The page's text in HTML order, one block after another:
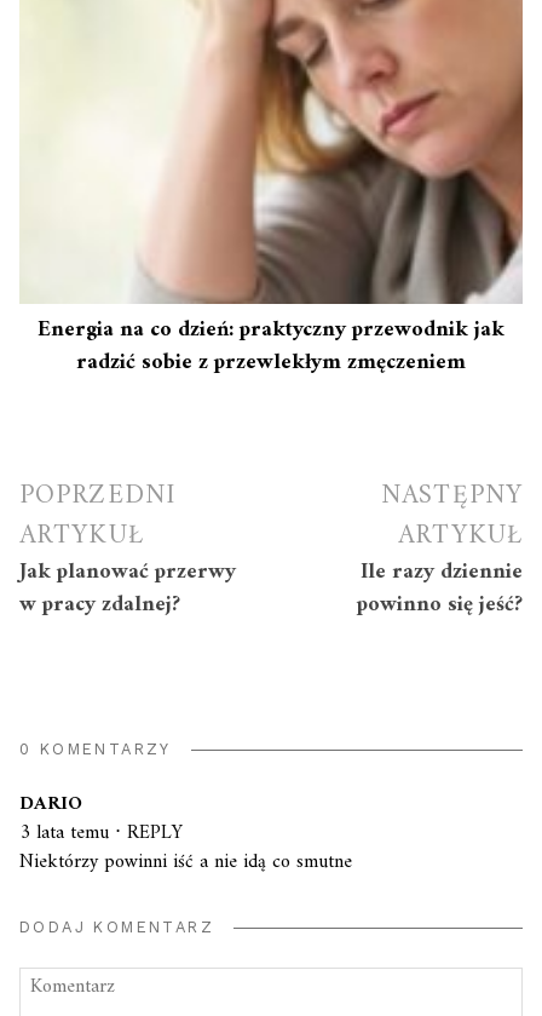
Energia na co dzień: praktyczny przewodnik jak
radzić sobie z przewlekłym zmęczeniem
Nawigacja
wpisu
POPRZEDNI
ARTYKUŁ
Jak planować przerwy
w pracy zdalnej?
NASTĘPNY
ARTYKUŁ
Ile razy dziennie
powinno się jeść?
0 KOMENTARZY
DARIO
3 lata temu ⋅ REPLY
Niektórzy powinni iść a nie idą co smutne
DODAJ KOMENTARZ